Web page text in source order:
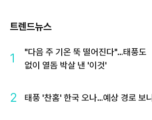
트렌드뉴스
1
"다음 주 기온 뚝 떨어진다"…태풍도
없이 열돔 박살 낸 '이것'
2 태풍 '찬홈' 한국 오나…예상 경로 보니